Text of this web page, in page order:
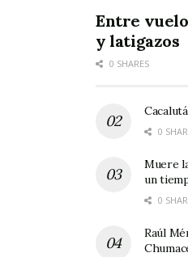
camaradería y la
¡Felicidades a «El Capri»
y a todos los que
Entre
y latigazos
0 SHARES
0
Muere
un
0
Raúl